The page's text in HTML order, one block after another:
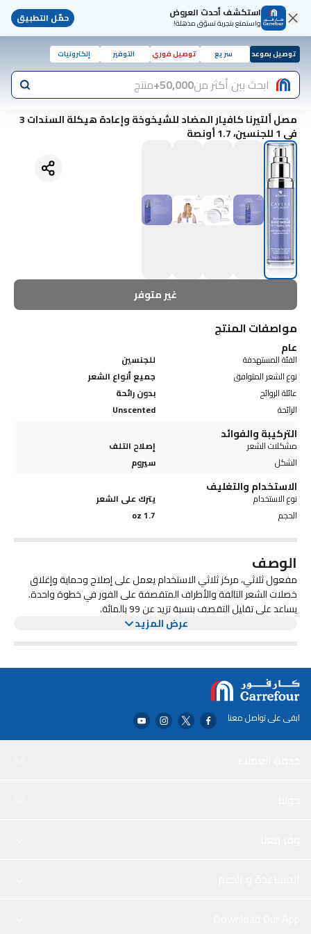
استكشف أحدث العروض
واستمتع بتجربة تسوّق مذهلة! حمّل التطبيق
توصيل بموعد سريع توصيل فوري التوفير إلكترونيات
ابحث بين أكثر من50,000+ منتج
مصل ألتيرنا كافيار المضاد للشيخوخة وإعادة هيكلة السندات 3
في 1 للجنسين، 1.7 أونصة
غير متوفر
مواصفات المنتج
عام
الفئة المستهدفة
للجنسين
نوع الشعر المتوافق
جميع أنواع الشعر
عائلة الروائح
بدون رائحة
الرائحة
Unscented
التركيبة والفوائد
مشكلات الشعر
إصلاح التلف
الشكل
سيروم
الاستخدام والتغليف
نوع الاستخدام
يترك على الشعر
الحجم
1.7 oz
الوصف
مفعول ثلاثي، مركز ثلاثي الاستخدام يعمل على إصلاح وحماية وإغلاق
خصلات الشعر التالفة والأطراف المتقصفة على الفور في خطوة واحدة.
يساعد على تقليل التقصف بنسبة تزيد عن 99 بالمائة.
عرض المزيد
ابقى على تواصل معنا